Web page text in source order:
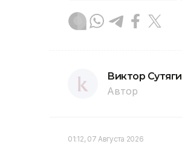
Виктор
Автор
01:12, 07 Августа 2026